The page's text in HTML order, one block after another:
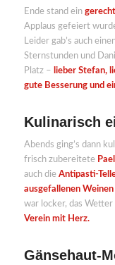
Ende stand ein
Applaus gefeiert
Leider gab’s auch
Sternstunden und
Platz – lieber Stefan,
gute Besserung und
Kulinarisch
Abends ging’s dann
frisch zubereitete
auch die Antipasti-
ausgefallenen Weinen
war locker, das
Verein mit Herz.
Gänsehaut-